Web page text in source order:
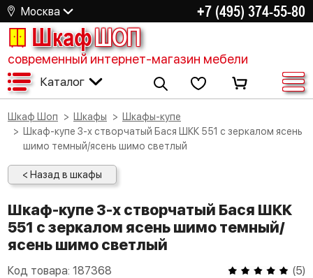
Москва +7 (495) 374-55-80
ШкафШОП
современный интернет-магазин мебели
Каталог
Шкаф Шоп Шкафы
Шкафы-купе
Шкаф-купе 3-х створчатый Бася ШКК 551 с зеркалом ясень
шимо темный/ясень шимо светлый
< Назад в шкафы
Шкаф-купе 3-х створчатый Бася ШКК
551 с зеркалом ясень шимо темный/
ясень шимо светлый
Код товара: 187368 (5)